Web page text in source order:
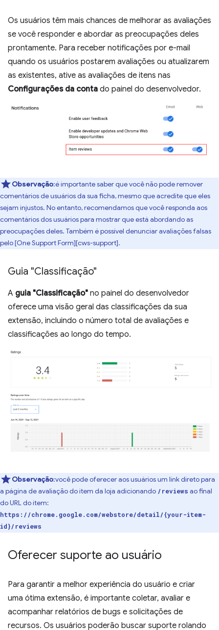
Os usuários têm mais chances de melhorar as avaliações
se você responder e abordar as preocupações deles
prontamente. Para receber notificações por e-mail
quando os usuários postarem avaliações ou atualizarem
as existentes, ative as avaliações de itens nas
Configurações da conta do painel do desenvolvedor.
Observação:é importante saber que você não pode remover
comentários de usuários da sua ficha, mesmo que acredite que eles
sejam injustos. No entanto, recomendamos que você responda aos
comentários dos usuários para mostrar que está abordando as
preocupações deles. Também é possível denunciar avaliações falsas
pelo [One Support Form][cws-support].
Guia "Classificação"
A guia "Classificação" no painel do desenvolvedor
oferece uma visão geral das classificações da sua
extensão, incluindo o número total de avaliações e
classificações ao longo do tempo.
Observação:você pode oferecer aos usuários um link direto para
a página de avaliação do item da loja adicionando /reviews ao final
do URL do item:
https://chrome.google.com/webstore/detail/{your-item-
id}/reviews
Oferecer suporte ao usuário
Para garantir a melhor experiência do usuário e criar
uma ótima extensão, é importante coletar, avaliar e
acompanhar relatórios de bugs e solicitações de
recursos. Os usuários poderão buscar suporte rolando